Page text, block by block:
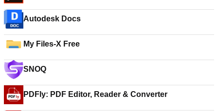
Autodesk Docs
My Files-X Free
SNOQ
PDFly: PDF Editor, Reader & Converter